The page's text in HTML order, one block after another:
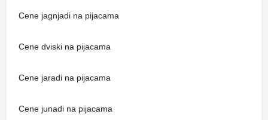
Cene jagnjadi na pijacama
Cene dviski na pijacama
Cene jaradi na pijacama
Cene junadi na pijacama